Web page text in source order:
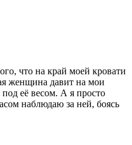
что на край моей кровати
женщина давит на мои
её весом. А я просто
наблюдаю за ней, боясь